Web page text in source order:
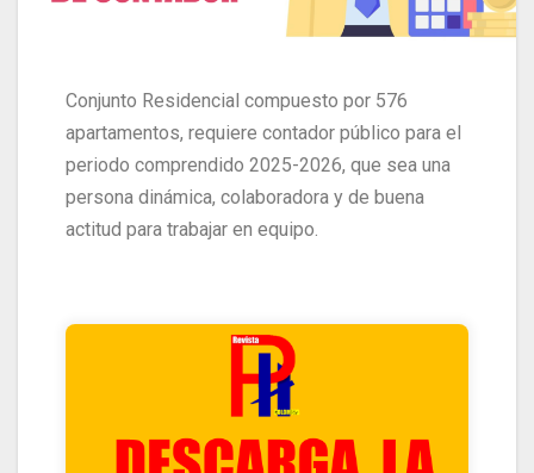
Conjunto Residencial compuesto por 576
apartamentos, requiere contador público para el
periodo comprendido 2025-2026, que sea una
persona dinámica, colaboradora y de buena
actitud para trabajar en equipo.
HACIENDO CLIK ACA